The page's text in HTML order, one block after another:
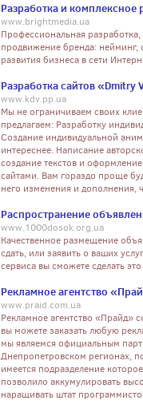
Разработка и комплексное
www.brightmedia.ua
Профессиональная
продвижение бренда: нейминг,
развития бизнеса в сети
Разработка сайтов «Dmitry
www.kdv.pp.ua
Мы не ограничиваем своих
предлагаем: Разработку
Создание индивидуальной
интереснее. Написание
создание текстов и
сайтами. Вам гораздо проще
него изменения и дополнения,
Распространение
www.1000dosok.org.ua
Качественное размещение
сдать, или заявить о ваших
сервиса вы сможете сделать
Рекламное агентство
www.praid.com.ua
Рекламное агентство «Прайд»
вы можете заказать любую
мы являемся официальным
Днепропетровском регионах,
имеется подразделение
позволило аккумулировать
наращивать штат